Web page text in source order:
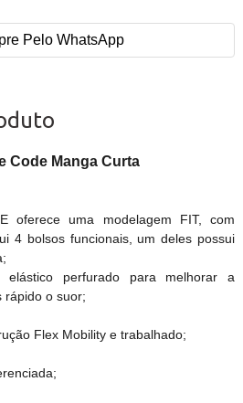
Pelo WhatsApp
Code Manga Curta
oferece uma modelagem FIT, com
4 bolsos funcionais, um deles possui
perfurado para melhorar a
rápido o suor;
Flex Mobility e trabalhado;